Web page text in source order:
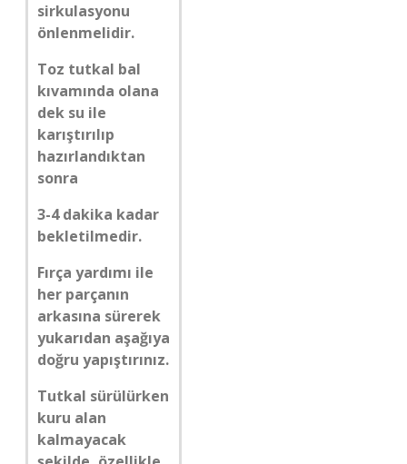
sirkulasyonu
önlenmelidir.
Toz tutkal bal
kıvamında olana
dek su ile
karıştırılıp
hazırlandıktan
sonra
3-4 dakika kadar
bekletilmedir.
Fırça yardımı ile
her parçanın
arkasına sürerek
yukarıdan aşağıya
doğru yapıştırınız.
Tutkal sürülürken
kuru alan
kalmayacak